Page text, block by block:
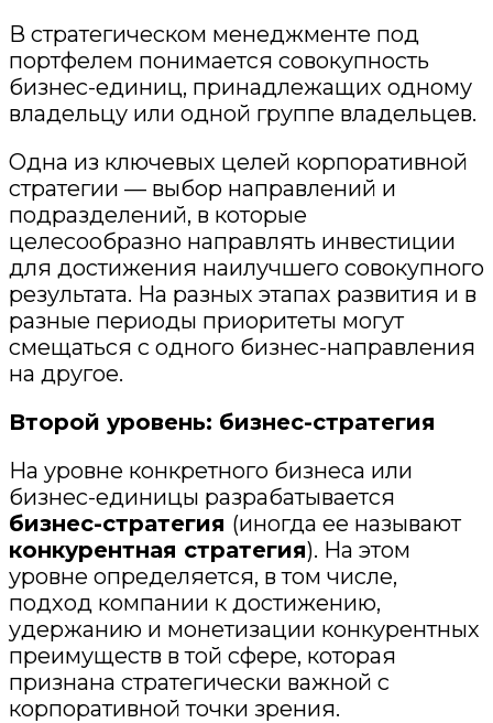
В стратегическом менеджменте под
портфелем понимается совокупность
бизнес-единиц, принадлежащих одному
владельцу или одной группе владельцев.
Одна из ключевых целей корпоративной
стратегии — выбор направлений и
подразделений, в которые
целесообразно направлять инвестиции
для достижения наилучшего совокупного
результата. На разных этапах развития и в
разные периоды приоритеты могут
смещаться с одного бизнес-направления
на другое.
Второй уровень: бизнес-стратегия
На уровне конкретного бизнеса или
бизнес-единицы разрабатывается
бизнес-стратегия (иногда ее называют
конкурентная стратегия). На этом
уровне определяется, в том числе,
подход компании к достижению,
удержанию и монетизации конкурентных
преимуществ в той сфере, которая
признана стратегически важной с
корпоративной точки зрения.